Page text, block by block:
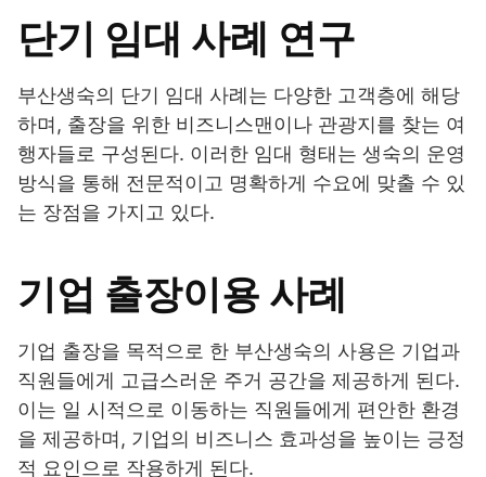
단기 임대 사례 연구
부산생숙의 단기 임대 사례는 다양한 고객층에 해당
하며, 출장을 위한 비즈니스맨이나 관광지를 찾는 여
행자들로 구성된다. 이러한 임대 형태는 생숙의 운영
방식을 통해 전문적이고 명확하게 수요에 맞출 수 있
는 장점을 가지고 있다.
기업 출장이용 사례
기업 출장을 목적으로 한 부산생숙의 사용은 기업과
직원들에게 고급스러운 주거 공간을 제공하게 된다.
이는 일 시적으로 이동하는 직원들에게 편안한 환경
을 제공하며, 기업의 비즈니스 효과성을 높이는 긍정
적 요인으로 작용하게 된다.